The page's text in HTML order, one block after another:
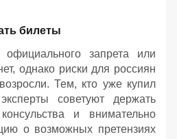
билеты
запрета или
однако риски для россиян
Тем, кто уже купил
советуют держать
и внимательно
о возможных претензиях